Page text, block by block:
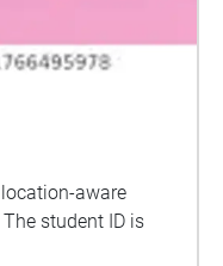
aware
student ID is